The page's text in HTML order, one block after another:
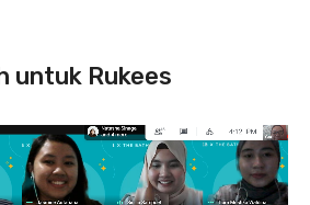
untuk Rukees